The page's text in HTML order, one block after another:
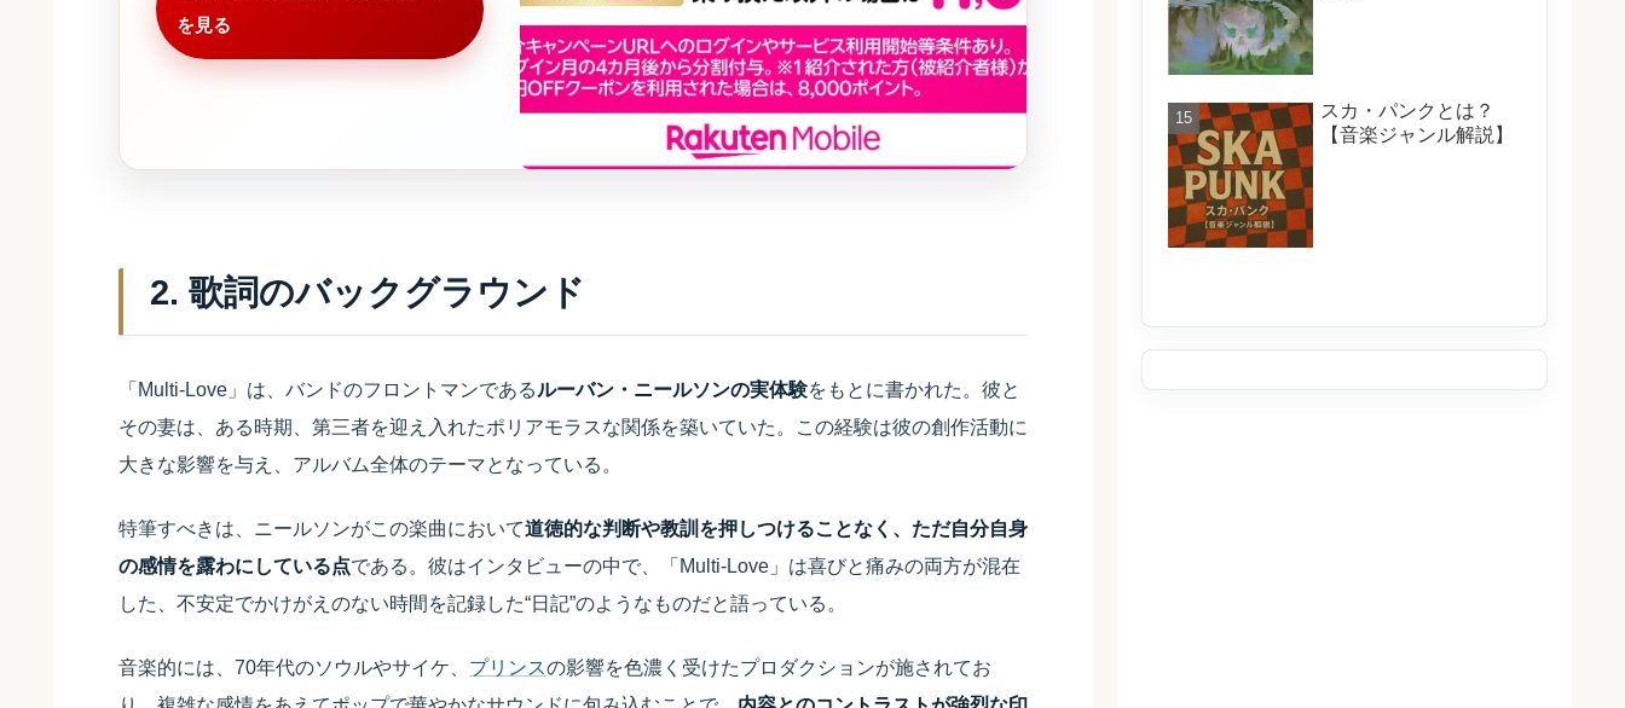
を見る
2. 歌詞のバックグラウンド
「Multi-Love」は、バンドのフロントマンである ルーバン・ニールソンの実体験をもとに書かれた。彼と
その妻は、ある時期、第三者を迎え入れたポリアモラスな関係を築いていた。この経験は彼の創作活動に
大きな影響を与え、アルバム全体のテーマとなっている。
特筆すべきは、ニールソンがこの楽曲において道徳的な判断や教訓を押しつけることなく、ただ自分自身
の感情を露わにしている点である。彼はインタビューの中で、「Multi-Love」は喜びと痛みの両方が混在
した、不安定でかけがえのない時間を記録した“日記”のようなものだと語っている。
音楽的には、70年代のソウルやサイケ、 プリンスの影響を色濃く受けたプロダクションが施されてお
スカ・パンクとは？
【音楽ジャンル解説】